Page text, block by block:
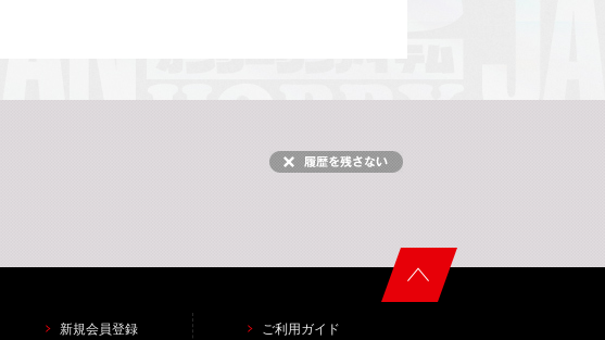
新規会員登録 ご利用ガイド